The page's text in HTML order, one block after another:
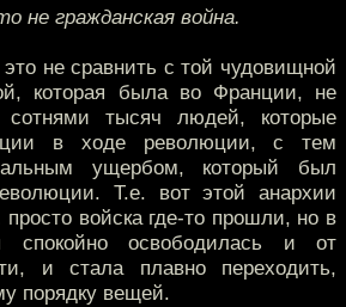
не гражданская война.
не сравнить с той чудовищной
которая была во Франции, не
тысяч людей, которые
в ходе революции, с тем
ущербом, который был
Т.е. вот этой анархии
войска где-то прошли, но в
спокойно освободилась и от
и стала плавно переходить,
порядку вещей.